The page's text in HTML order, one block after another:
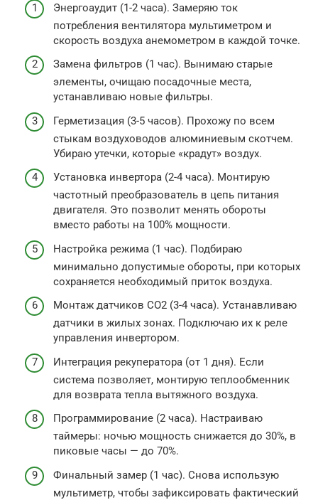
Энергоаудит (1-2 часа). Замеряю ток
потребления вентилятора мультиметром и
скорость воздуха анемометром в каждой точке.
Замена фильтров (1 час). Вынимаю старые
элементы, очищаю посадочные места,
устанавливаю новые фильтры.
Герметизация (3-5 часов). Прохожу по всем
стыкам воздуховодов алюминиевым скотчем.
Убираю утечки, которые «крадут» воздух.
Установка инвертора (2-4 часа). Монтирую
частотный преобразователь в цепь питания
двигателя. Это позволит менять обороты
вместо работы на 100% мощности.
Настройка режима (1 час). Подбираю
минимально допустимые обороты, при которых
сохраняется необходимый приток воздуха.
Монтаж датчиков CO2 (3-4 часа). Устанавливаю
датчики в жилых зонах. Подключаю их к реле
управления инвертором.
Интеграция рекуператора (от 1 дня). Если
система позволяет, монтирую теплообменник
для возврата тепла вытяжного воздуха.
Программирование (2 часа). Настраиваю
таймеры: ночью мощность снижается до 30%, в
пиковые часы — до 70%.
Финальный замер (1 час). Снова использую
мультиметр, чтобы зафиксировать фактический